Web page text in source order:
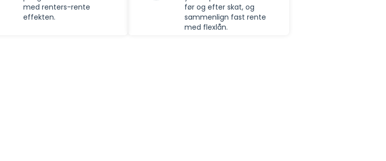
med renters-rente
effekten.
før og efter skat, og
sammenlign fast rente
med flexlån.